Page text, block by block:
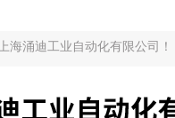
海涌迪工业自动化有限公司！